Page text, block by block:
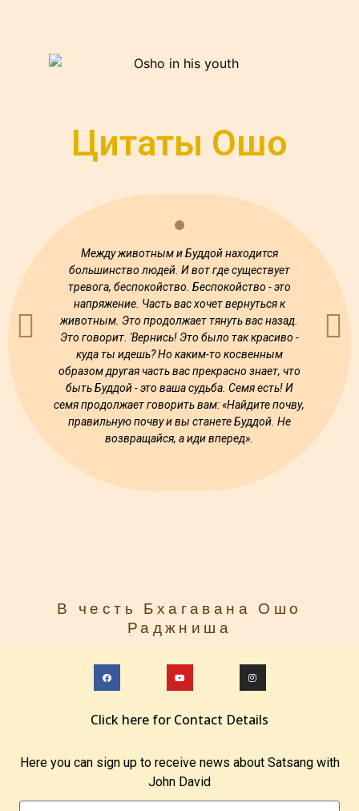
Цитаты Ошо
Между животным и Буддой находится
большинство людей. И вот где существует
тревога, беспокойство. Беспокойство - это
напряжение. Часть вас хочет вернуться к
животным. Это продолжает тянуть вас назад.
Это говорит. 'Вернись! Это было так красиво -
куда ты идешь? Но каким-то косвенным
образом другая часть вас прекрасно знает, что
быть Буддой - это ваша судьба. Семя есть! И
семя продолжает говорить вам: «Найдите почву,
правильную почву и вы станете Буддой. Не
возвращайся, а иди вперед».
Потому
если
В честь Бхагавана Ошо
Раджниша
Click here for Contact Details
Here you can sign up to receive news about Satsang with
John David